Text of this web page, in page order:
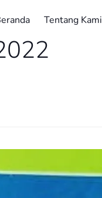
Tentang Kami